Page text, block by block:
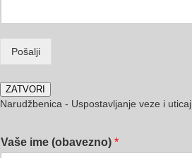
Pošalji
ZATVORI
Narudžbenica - Uspostavljanje veze i uticaj
Vaše ime (obavezno) *